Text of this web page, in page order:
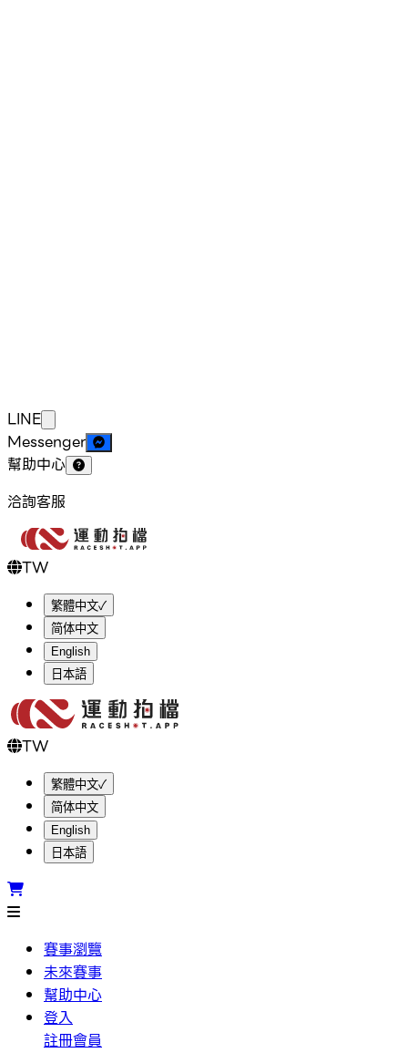
LINE
Messenger
幫助中心
洽詢客服
TW
繁體中文✓
简体中文
English
日本語
TW
繁體中文✓
简体中文
English
日本語
賽事瀏覽
未來賽事
幫助中心
登入
註冊會員